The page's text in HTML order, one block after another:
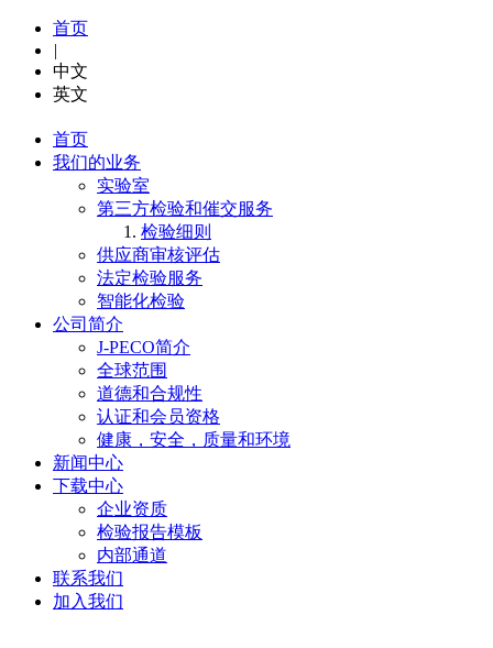
首页
|
中文
英文
首页
我们的业务
实验室
第三方检验和催交服务
检验细则
供应商审核评估
法定检验服务
智能化检验
公司简介
J-PECO简介
全球范围
道德和合规性
认证和会员资格
健康，安全，质量和环境
新闻中心
下载中心
企业资质
检验报告模板
内部通道
联系我们
加入我们